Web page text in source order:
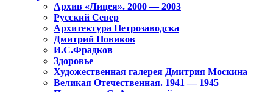
Архив «Лицея». 2000 — 2003
Русский Север
Архитектура Петрозаводска
Дмитрий Новиков
И.С.Фрадков
Здоровье
Художественная галерея Дмитрия Москина
Великая Отечественная. 1941 — 1945